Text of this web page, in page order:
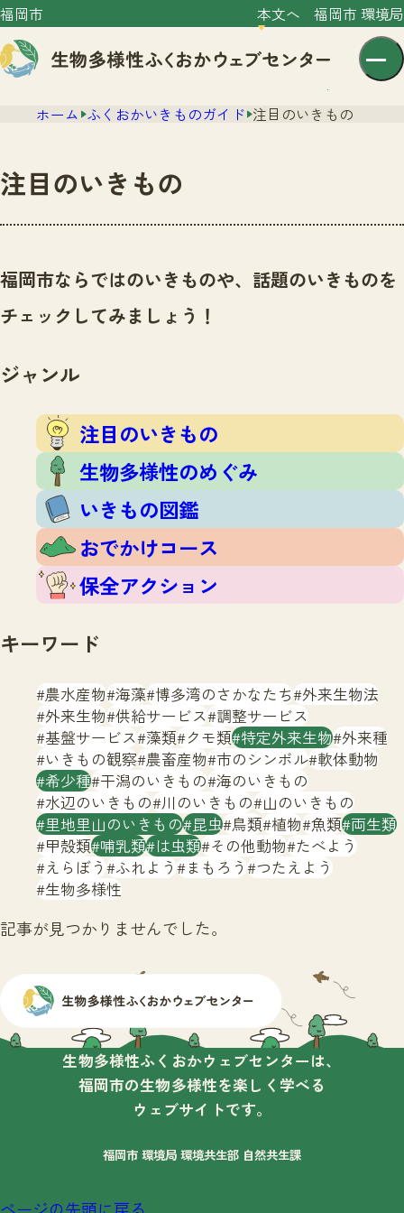
福岡市 本文へ 福岡市 環境局
文字サイズ 小 中 大
センター紹介
センター紹介TOP
サイトポリシー
ニュース
いきものガイド
注目のいきもの
生物多様性のめぐみ
いきもの図鑑
おでかけコース
保全アクション
イベント
いきもの調査隊
調査レポート
調査レポートTOP
調査結果
ふくおかいきものマップ
マッチング
マッチングTOP
掲載申し込みフォーム
お問合せ
生物多様性ふくおかウェブセンターとは
サイトマップ
ホーム ふくおかいきものガイド 注目のいきもの
注目のいきもの
福岡市ならではのいきものや、話題のいきものを
チェックしてみましょう！
ジャンル
注目のいきもの
生物多様性のめぐみ
いきもの図鑑
おでかけコース
保全アクション
キーワード
農水産物 海藻 博多湾のさかなたち 外来生物法
外来生物 供給サービス 調整サービス
基盤サービス 藻類 クモ類 特定外来生物 外来種
いきもの観察 農畜産物 市のシンボル 軟体動物
希少種 干潟のいきもの 海のいきもの
水辺のいきもの 川のいきもの 山のいきもの
里地里山のいきもの 昆虫 鳥類 植物 魚類 両生類
甲殻類 哺乳類 は虫類 その他動物 たべよう
えらぼう ふれよう まもろう つたえよう
生物多様性
記事が見つかりませんでした。
生物多様性ふくおかウェブセンターは、
福岡市の生物多様性を楽しく学べる
ウェブサイトです。
福岡市 環境局 環境共生部 自然共生課